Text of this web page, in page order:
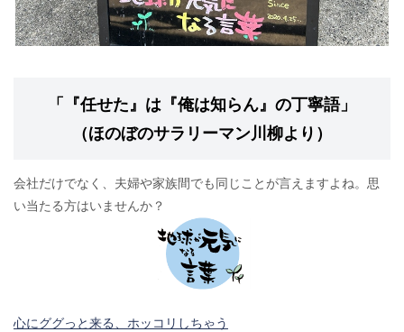
「『任せた』は『俺は知らん』の丁寧語」
（ほのぼのサラリーマン川柳より）
会社だけでなく、夫婦や家族間でも同じことが言えますよね。思
い当たる方はいませんか？
心にググっと来る、ホッコリしちゃう